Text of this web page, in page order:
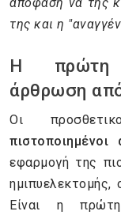
της και η
Η πρώτη
άρθρωση
Οι
εφαρμογή της
ημιπυελεκτομής,
Είναι η